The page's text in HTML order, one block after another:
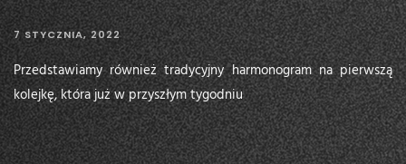
7 STYCZNIA, 2022
Przedstawiamy również tradycyjny harmonogram na pierwszą
kolejkę, która już w przyszłym tygodniu